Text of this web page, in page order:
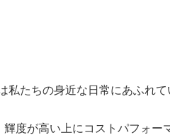
私たちの身近な日常にあふれて
度が高い上にコストパフォー